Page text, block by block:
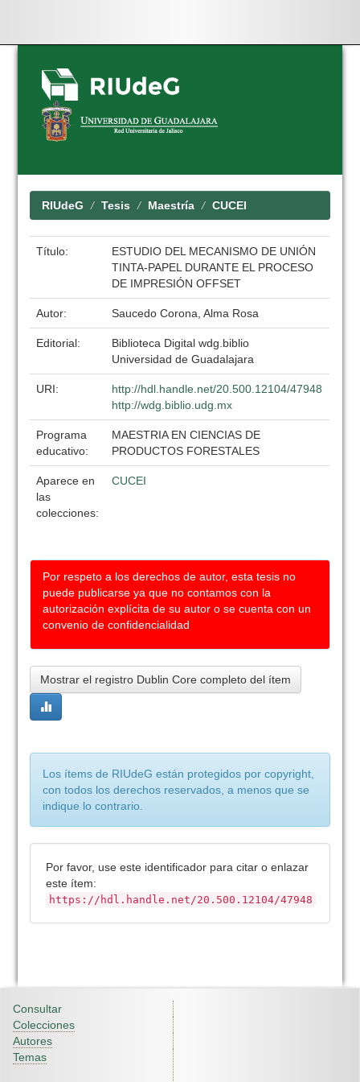
Skip
navigation
RIUdeG Tesis Maestría CUCEI
Título:
ESTUDIO DEL MECANISMO DE UNIÓN
TINTA-PAPEL DURANTE EL PROCESO
DE IMPRESIÓN OFFSET
Autor: Saucedo Corona, Alma Rosa
Editorial:
Biblioteca Digital wdg.biblio
Universidad de Guadalajara
URI:
http://hdl.handle.net/20.500.12104/47948
http://wdg.biblio.udg.mx
Programa
educativo:
MAESTRIA EN CIENCIAS DE
PRODUCTOS FORESTALES
Aparece en
las
colecciones:
CUCEI
Por respeto a los derechos de autor, esta tesis no
puede publicarse ya que no contamos con la
autorización explícita de su autor o se cuenta con un
convenio de confidencialidad
Mostrar el registro Dublin Core completo del ítem
Los ítems de RIUdeG están protegidos por copyright,
con todos los derechos reservados, a menos que se
indique lo contrario.
Por favor, use este identificador para citar o enlazar
este ítem:
https://hdl.handle.net/20.500.12104/47948
Consultar
Colecciones
Autores
Temas